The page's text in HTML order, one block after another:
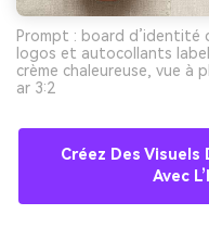
Prompt : board d’identité
logos et autocollants
crème chaleureuse, vue à
ar 3:2
Créez Des
Avec